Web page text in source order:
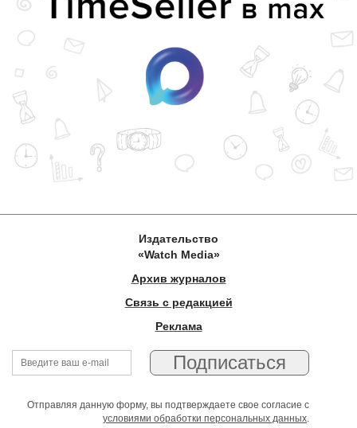
Издательство
«Watch Media»
Архив журналов
Связь с редакцией
Реклама
Отправляя данную форму, вы подтверждаете свое согласие с
условиями обработки персональных данных